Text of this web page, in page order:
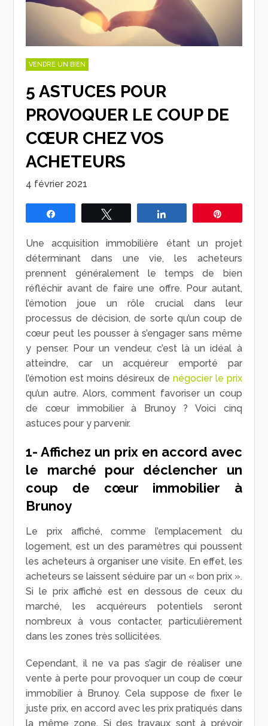
VENDRE UN BIEN
5 ASTUCES POUR
PROVOQUER LE COUP DE
CŒUR CHEZ VOS
ACHETEURS
4 février 2021
Une acquisition immobilière étant un projet
déterminant dans une vie, les acheteurs
prennent généralement le temps de bien
réfléchir avant de faire une offre. Pour autant,
l’émotion joue un rôle crucial dans leur
processus de décision, de sorte qu’un coup de
cœur peut les pousser à s’engager sans même
y penser. Pour un vendeur, c’est là un idéal à
atteindre, car un acquéreur emporté par
l’émotion est moins désireux de négocier le prix
qu’un autre. Alors, comment favoriser un coup
de cœur immobilier à Brunoy ? Voici cinq
astuces pour y parvenir.
1- Affichez un prix en accord avec
le marché pour déclencher un
coup de cœur immobilier à
Brunoy
Le prix affiché, comme l’emplacement du
logement, est un des paramètres qui poussent
les acheteurs à organiser une visite. En effet, les
acheteurs se laissent séduire par un « bon prix ».
Si le prix affiché est en dessous de ceux du
marché, les acquéreurs potentiels seront
nombreux à vous contacter, particulièrement
dans les zones très sollicitées.
Cependant, il ne va pas s’agir de réaliser une
vente à perte pour provoquer un coup de cœur
immobilier à Brunoy. Cela suppose de fixer le
juste prix, en accord avec les prix pratiqués dans
la même zone. Si des travaux sont à prévoir